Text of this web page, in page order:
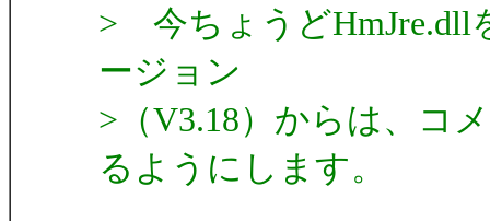
> 今ちょうどHmJre.dll
ージョン
>（V3.18）からは、コ
るようにします。